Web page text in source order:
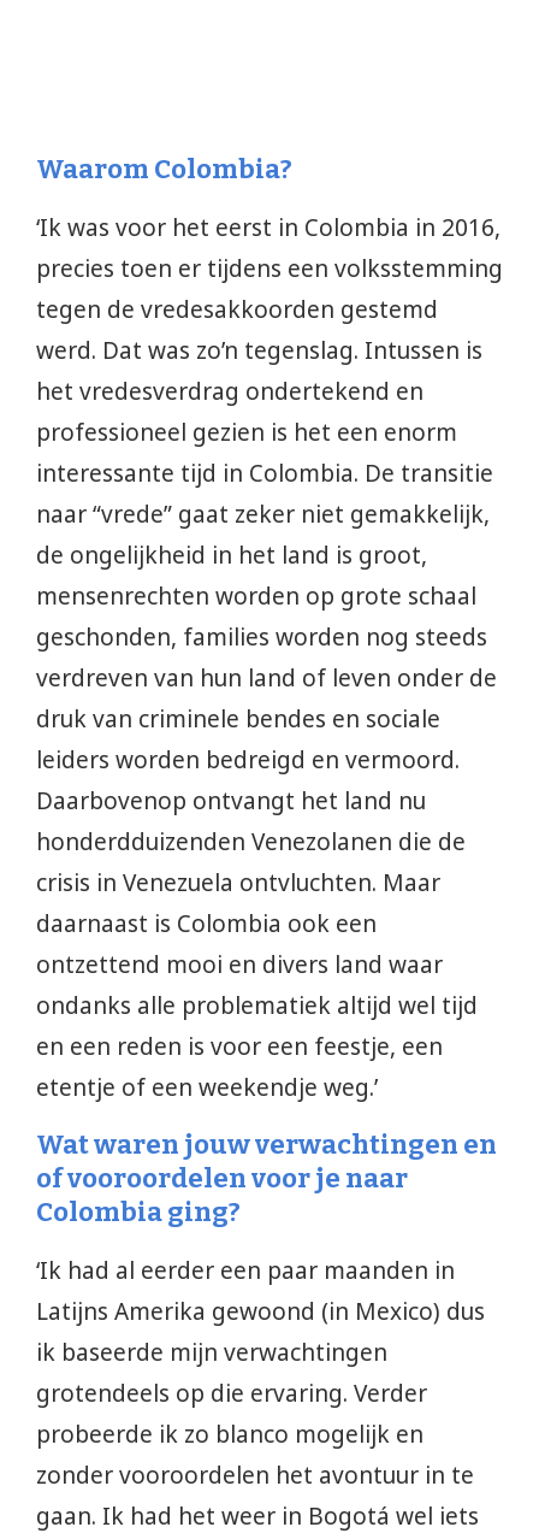
Waarom Colombia?
‘Ik was voor het eerst in Colombia in 2016,
precies toen er tijdens een volksstemming
tegen de vredesakkoorden gestemd
werd. Dat was zo’n tegenslag. Intussen is
het vredesverdrag ondertekend en
professioneel gezien is het een enorm
interessante tijd in Colombia. De transitie
naar “vrede” gaat zeker niet gemakkelijk,
de ongelijkheid in het land is groot,
mensenrechten worden op grote schaal
geschonden, families worden nog steeds
verdreven van hun land of leven onder de
druk van criminele bendes en sociale
leiders worden bedreigd en vermoord.
Daarbovenop ontvangt het land nu
honderdduizenden Venezolanen die de
crisis in Venezuela ontvluchten. Maar
daarnaast is Colombia ook een
ontzettend mooi en divers land waar
ondanks alle problematiek altijd wel tijd
en een reden is voor een feestje, een
etentje of een weekendje weg.’
Wat waren jouw verwachtingen en
of vooroordelen voor je naar
Colombia ging?
‘Ik had al eerder een paar maanden in
Latijns Amerika gewoond (in Mexico) dus
ik baseerde mijn verwachtingen
grotendeels op die ervaring. Verder
probeerde ik zo blanco mogelijk en
zonder vooroordelen het avontuur in te
gaan. Ik had het weer in Bogotá wel iets